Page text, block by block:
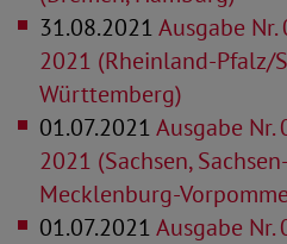
31.08.2021Ausgabe
2021 (Rheinland-Pfalz/
Württemberg)
01.07.2021Ausgabe
2021 (Sachsen,
Mecklenburg-
01.07.2021Ausgabe